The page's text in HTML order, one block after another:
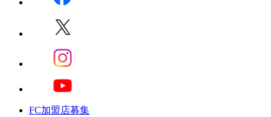
FC加盟店募集